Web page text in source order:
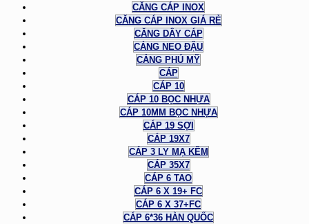
CĂNG CÁP INOX
CĂNG CÁP INOX GIÁ RẺ
CĂNG DÂY CÁP
CẢNG NEO ĐẬU
CẢNG PHÚ MỸ
CÁP
CÁP 10
CÁP 10 BỌC NHỰA
CÁP 10MM BỌC NHỰA
CÁP 19 SỢI
CÁP 19X7
CÁP 3 LY MẠ KẼM
CÁP 35X7
CÁP 6 TAO
CÁP 6 X 19+ FC
CÁP 6 X 37+FC
CÁP 6*36 HÀN QUỐC